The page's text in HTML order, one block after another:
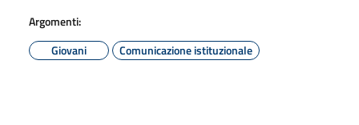
Argomenti:
Giovani
Comunicazione istituzionale